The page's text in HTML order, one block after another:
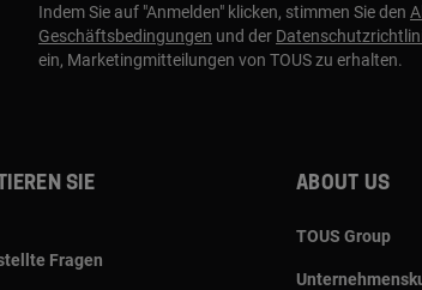
Indem Sie auf "Anmelden" klicken, stimmen Sie den
Geschäftsbedingungen und der
ein, Marketingmitteilungen von TOUS zu erhalten.
sie
Fragen
About us
TOUS Group